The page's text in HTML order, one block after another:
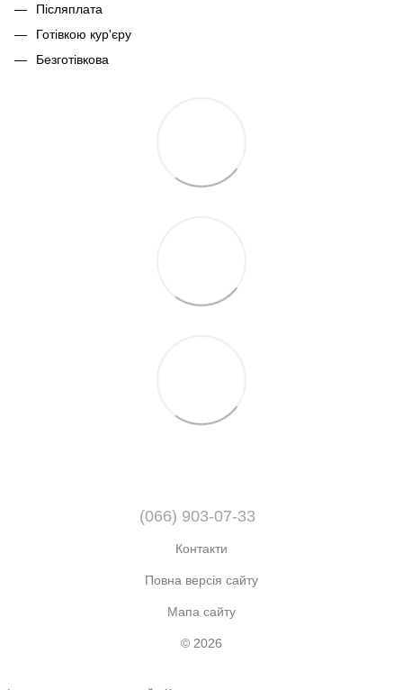
Післяплата
Готівкою кур'єру
Безготівкова
(066) 903-07-33
Контакти
Повна версія сайту
Мапа сайту
© 2026